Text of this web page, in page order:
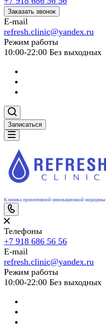
Заказать звонок
E-mail
refresh.clinic@yandex.ru
Режим работы
10:00-22:00 Без выходных
Записаться
Клиника превентивной инновационной медицины
Телефоны
+7 918 686 56 56
E-mail
refresh.clinic@yandex.ru
Режим работы
10:00-22:00 Без выходных